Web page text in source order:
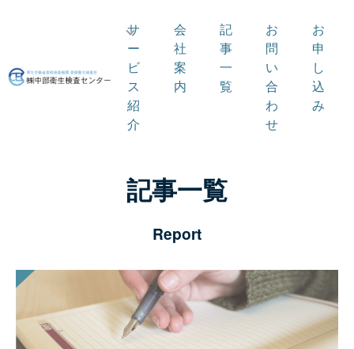
サ
ー
ビ
ス
紹
介
会
社
案
内
記
事
一
覧
お
問
い
合
わ
せ
お
申
し
込
み
記事一覧
Report